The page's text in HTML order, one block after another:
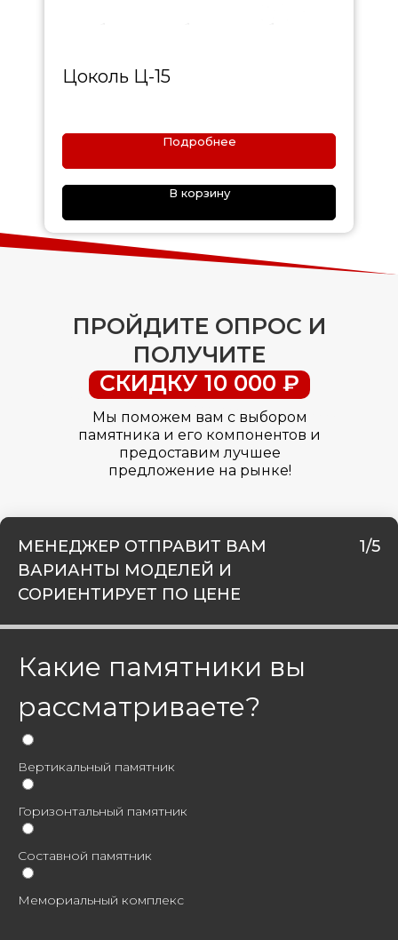
Цоколь Ц-15
Подробнее
В корзину
ПРОЙДИТЕ ОПРОС И
ПОЛУЧИТЕ
СКИДКУ 10 000 ₽
Мы поможем вам с выбором
памятника и его компонентов и
предоставим лучшее
предложение на рынке!
МЕНЕДЖЕР ОТПРАВИТ ВАМ
ВАРИАНТЫ МОДЕЛЕЙ И
СОРИЕНТИРУЕТ ПО ЦЕНЕ
1/5
Какие памятники вы
рассматриваете?
Вертикальный памятник
Горизонтальный памятник
Составной памятник
Мемориальный комплекс